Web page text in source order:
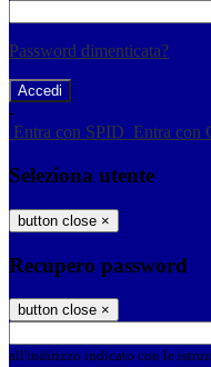
Password dimenticata?
-
Entra con SPID Entra con
Seleziona utente
button close ×
Recupero password
button close ×
all'indirizzo indicato con le